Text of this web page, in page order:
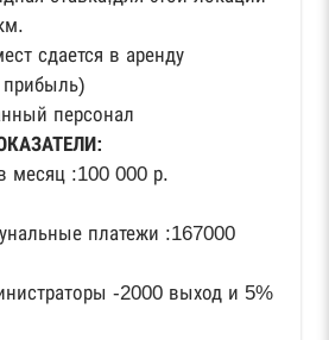
сдается в аренду
прибыль)
персонал
месяц :100 000 р.
платежи :167000
-2000 выход и 5%